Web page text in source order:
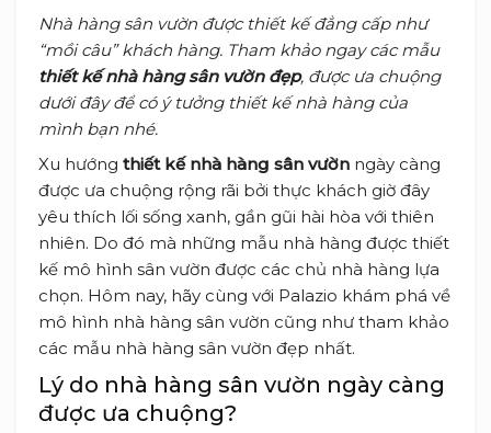
Nhà hàng sân vườn được thiết kế đẳng cấp như
“mồi câu” khách hàng. Tham khảo ngay các mẫu
thiết kế nhà hàng sân vườn đẹp, được ưa chuộng
dưới đây để có ý tưởng thiết kế nhà hàng của
mình bạn nhé.
Xu hướng thiết kế nhà hàng sân vườn ngày càng
được ưa chuộng rộng rãi bởi thực khách giờ đây
yêu thích lối sống xanh, gần gũi hài hòa với thiên
nhiên. Do đó mà những mẫu nhà hàng được thiết
kế mô hình sân vườn được các chủ nhà hàng lựa
chọn. Hôm nay, hãy cùng với Palazio khám phá về
mô hình nhà hàng sân vườn cũng như tham khảo
các mẫu nhà hàng sân vườn đẹp nhất.
Lý do nhà hàng sân vườn ngày càng
được ưa chuộng?